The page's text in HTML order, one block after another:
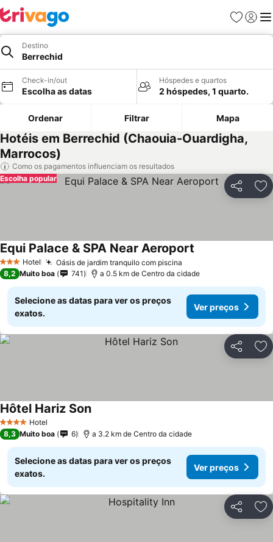
Favoritos
Iniciar
Destino
Berrechid
Check-in/out
Escolha as datas
Hóspedes e quartos
2 hóspedes, 1 quarto.
Ordenar Filtrar Mapa
Hotéis em Berrechid (Chaouia-Ouardigha,
Marrocos)
Como os pagamentos influenciam os resultados
Partilhar
Escolha popular
3 EstrelasHotel Oásis de jardim tranquilo com piscina
Equi Palace & SPA Near Aeroport
8,2 Muito boa 741 a 0.5 km de Centro da cidade
Selecione as datas para ver os preços
exatos.
Ver preços
Partilhar
4 EstrelasHotel
Hôtel Hariz Son
8,3 Muito boa 6 a 3.2 km de Centro da cidade
Selecione as datas para ver os preços
exatos.
Ver preços
Partilhar